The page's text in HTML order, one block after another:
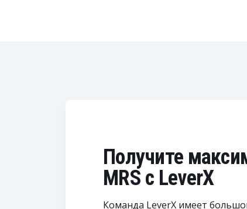
Получите
MRS с LeverX
Команда LeverX имеет